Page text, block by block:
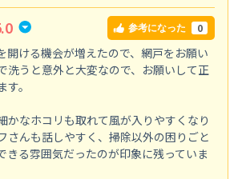
参考になった 0
開ける機会が増えたので、網戸をお願い
洗うと意外と大変なので、お願いして正
。
かなホコリも取れて風が入りやすくなり
さんも話しやすく、掃除以外の困りごと
きる雰囲気だったのが印象に残っていま